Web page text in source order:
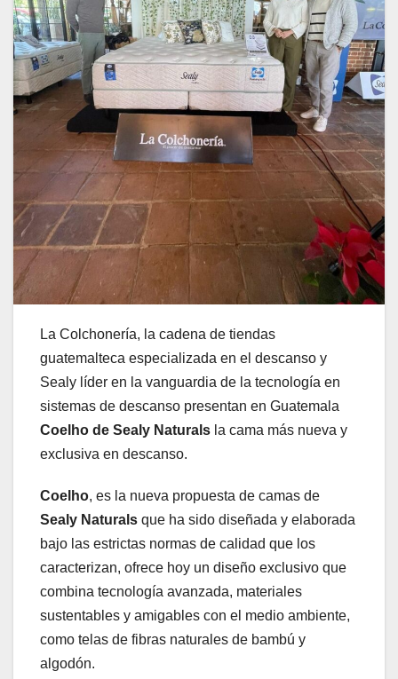
La Colchonería, la cadena de tiendas
guatemalteca especializada en el descanso y
Sealy líder en la vanguardia de la tecnología en
sistemas de descanso presentan en Guatemala
Coelho de Sealy Naturals la cama más nueva y
exclusiva en descanso.
Coelho, es la nueva propuesta de camas de
Sealy Naturals que ha sido diseñada y elaborada
bajo las estrictas normas de calidad que los
caracterizan, ofrece hoy un diseño exclusivo que
combina tecnología avanzada, materiales
sustentables y amigables con el medio ambiente,
como telas de fibras naturales de bambú y
algodón.